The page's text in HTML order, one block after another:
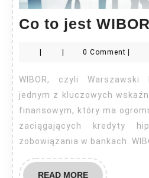
Co to jest
0 Comment
WIBOR, czyli Warszawski Indeks Biorczy, jest
jednym z kluczowych
finansowym, który ma
zaciągających kredyty
zobowiązania w bankach.
READ MOREREAD